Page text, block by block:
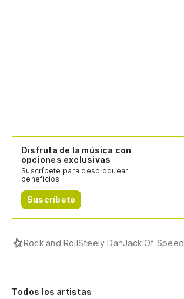
Disfruta de la música con
opciones exclusivas
Suscríbete para desbloquear
beneficios.
Suscríbete
Rock and RollSteely DanJack Of Speed
Todos los artistas